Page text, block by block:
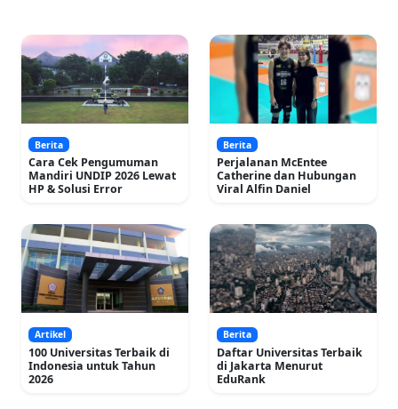
Berita
Cara Cek Pengumuman
Mandiri UNDIP 2026 Lewat
HP & Solusi Error
Berita
Perjalanan McEntee
Catherine dan Hubungan
Viral Alfin Daniel
Artikel
100 Universitas Terbaik di
Indonesia untuk Tahun
2026
Berita
Daftar Universitas Terbaik
di Jakarta Menurut
EduRank